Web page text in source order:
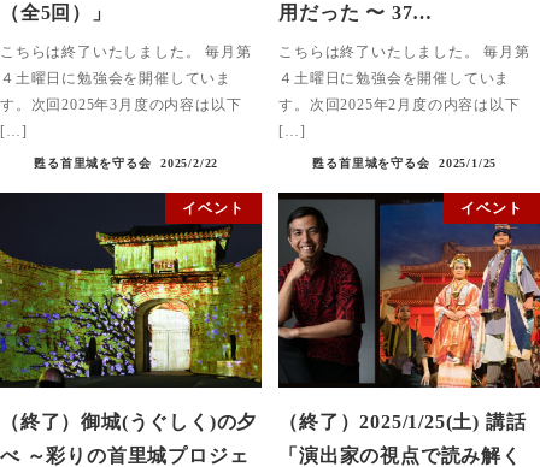
（全5回）」
こちらは終了いたしました。 毎月第
４土曜日に勉強会を開催していま
す。次回2025年3月度の内容は以下
[…]
甦る首里城を守る会 2025/2/22
用だった 〜 37…
こちらは終了いたしました。 毎月第
４土曜日に勉強会を開催していま
す。次回2025年2月度の内容は以下
[…]
甦る首里城を守る会 2025/1/25
イベント
（終了）御城(うぐしく)の夕
べ ～彩りの首里城プロジェ
イベント
（終了）2025/1/25(土) 講話
「演出家の視点で読み解く